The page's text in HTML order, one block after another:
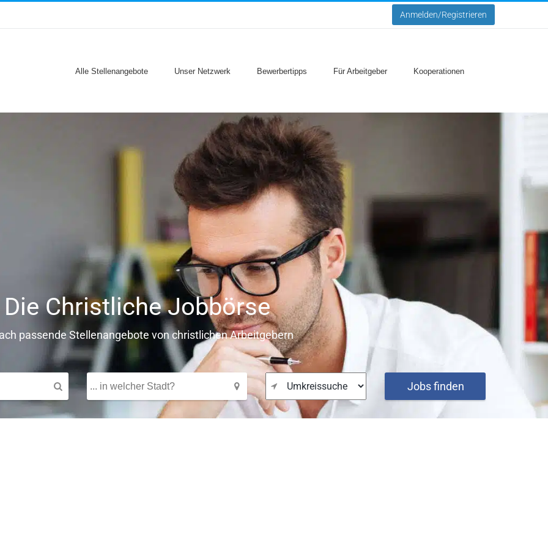
Anmelden/Registrieren
Alle Stellenangebote Unser Netzwerk Bewerbertipps Für Arbeitgeber Kooperationen
Die Christliche Jobbörse
passende Stellenangebote von christlichen Arbeitgebern
Jobs finden